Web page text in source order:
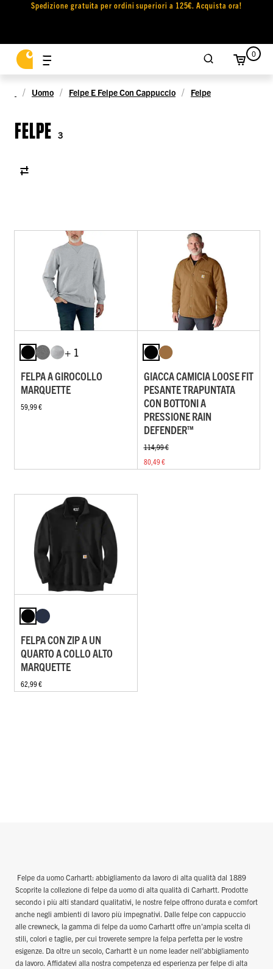
Spedizione gratuita per ordini superiori a 125€. Acquista ora!
0
Uomo Felpe E Felpe Con Cappuccio Felpe
FELPE 3
+ 1
FELPA A GIROCOLLO
MARQUETTE
59,99 €
GIACCA CAMICIA LOOSE FIT
PESANTE TRAPUNTATA
CON BOTTONI A
PRESSIONE RAIN
DEFENDER™
114,99 €
80,49 €
FELPA CON ZIP A UN
QUARTO A COLLO ALTO
MARQUETTE
62,99 €
Felpe da uomo Carhartt: abbigliamento da lavoro di alta qualità dal 1889
Scoprite la collezione di felpe da uomo di alta qualità di Carhartt. Prodotte
secondo i più alti standard qualitativi, le nostre felpe offrono durata e comfort
anche negli ambienti di lavoro più impegnativi. Dalle felpe con cappuccio
alle crewneck, la gamma di felpe da uomo Carhartt offre un'ampia scelta di
stili, colori e taglie, per cui troverete sempre la felpa perfetta per le vostre
esigenze. Da oltre un secolo, Carhartt è un nome leader nell'abbigliamento
da lavoro. Affidatevi alla nostra competenza ed esperienza per felpe di alta